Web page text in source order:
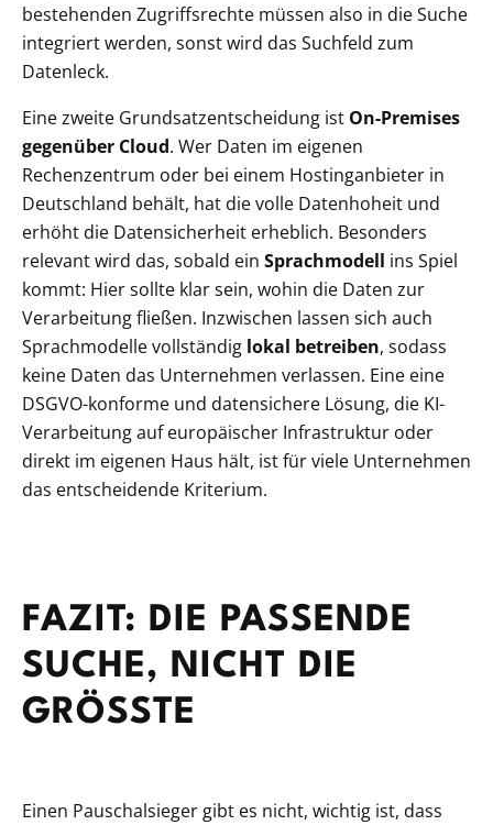
bestehenden Zugriffsrechte müssen also in die Suche
integriert werden, sonst wird das Suchfeld zum
Datenleck.
Eine zweite Grundsatzentscheidung ist On-Premises
gegenüber Cloud. Wer Daten im eigenen
Rechenzentrum oder bei einem Hostinganbieter in
Deutschland behält, hat die volle Datenhoheit und
erhöht die Datensicherheit erheblich. Besonders
relevant wird das, sobald ein Sprachmodell ins Spiel
kommt: Hier sollte klar sein, wohin die Daten zur
Verarbeitung fließen. Inzwischen lassen sich auch
Sprachmodelle vollständig lokal betreiben, sodass
keine Daten das Unternehmen verlassen. Eine eine
DSGVO-konforme und datensichere Lösung, die KI-
Verarbeitung auf europäischer Infrastruktur oder
direkt im eigenen Haus hält, ist für viele Unternehmen
das entscheidende Kriterium.
FAZIT: DIE PASSENDE
SUCHE, NICHT DIE
GRÖSSTE
Einen Pauschalsieger gibt es nicht, wichtig ist, dass